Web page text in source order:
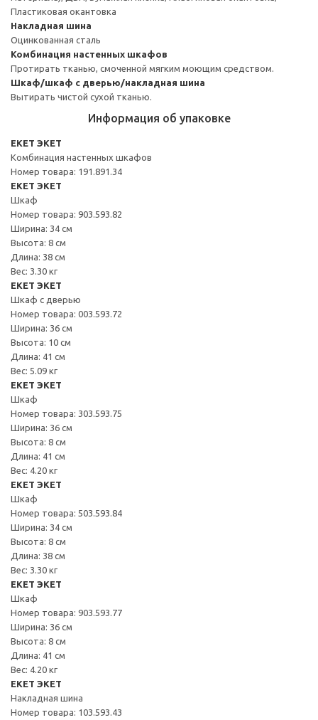
Пластиковая окантовка
Накладная шина
Оцинкованная сталь
Комбинация настенных шкафов
Протирать тканью, смоченной мягким моющим средством.
Шкаф/шкаф с дверью/накладная шина
Вытирать чистой сухой тканью.
Информация об упаковке
EKET ЭКЕТ
Комбинация настенных шкафов
Номер товара: 191.891.34
EKET ЭКЕТ
Шкаф
Номер товара: 903.593.82
Ширина: 34 см
Высота: 8 см
Длина: 38 см
Вес: 3.30 кг
EKET ЭКЕТ
Шкаф с дверью
Номер товара: 003.593.72
Ширина: 36 см
Высота: 10 см
Длина: 41 см
Вес: 5.09 кг
EKET ЭКЕТ
Шкаф
Номер товара: 303.593.75
Ширина: 36 см
Высота: 8 см
Длина: 41 см
Вес: 4.20 кг
EKET ЭКЕТ
Шкаф
Номер товара: 503.593.84
Ширина: 34 см
Высота: 8 см
Длина: 38 см
Вес: 3.30 кг
EKET ЭКЕТ
Шкаф
Номер товара: 903.593.77
Ширина: 36 см
Высота: 8 см
Длина: 41 см
Вес: 4.20 кг
EKET ЭКЕТ
Накладная шина
Номер товара: 103.593.43